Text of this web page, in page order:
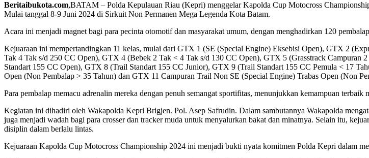
Beritaibukota.com,BATAM – Polda Kepulauan Riau (Kepri) menggelar Kapolda Cup Motocross
Mulai tanggal 8-9 Juni 2024 di Sirkuit Non Permanen Mega Legenda Kota Batam.
Acara ini menjadi magnet bagi para pecinta otomotif dan masyarakat umum, dengan menghadirkan 120
Kejuaraan ini mempertandingkan 11 kelas, mulai dari GTX 1 (SE (Special Engine) Eksebisi Open), GTX 2
Tak 4 Tak s/d 250 CC Open), GTX 4 (Bebek 2 Tak < 4 Tak s/d 130 CC Open), GTX 5 (Grasstrack
Standart 155 CC Open), GTX 8 (Trail Standart 155 CC Junior), GTX 9 (Trail Standart 155 CC Pemula < 17
Open (Non Pembalap > 35 Tahun) dan GTX 11 Campuran Trail Non SE (Special Engine) Trabas Open (Non
Para pembalap memacu adrenalin mereka dengan penuh semangat sportifitas, menunjukkan kemampuan terbaik
Kegiatan ini dihadiri oleh Wakapolda Kepri Brigjen. Pol. Asep Safrudin. Dalam sambutannya Wakapolda
juga menjadi wadah bagi para crosser dan tracker muda untuk menyalurkan bakat dan minatnya. Selain itu,
disiplin dalam berlalu lintas.
Kejuaraan Kapolda Cup Motocross Championship 2024 ini menjadi bukti nyata komitmen Polda Kepri dalam